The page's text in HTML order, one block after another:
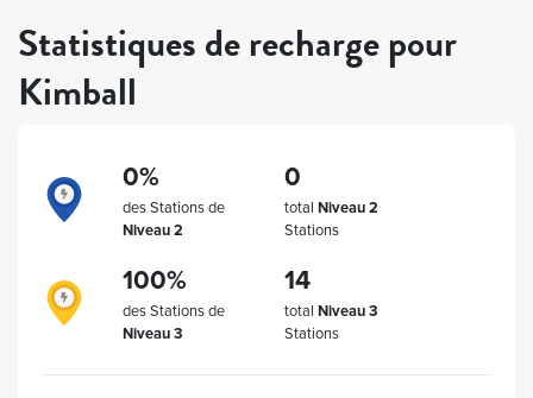
Statistiques de recharge pour
Kimball
0%
des Stations de
Niveau 2
0
total Niveau 2
Stations
100%
des Stations de
Niveau 3
14
total Niveau 3
Stations